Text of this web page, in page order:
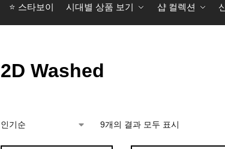
⭐️ 스타보이 시대별 상품 보기 샵 컬렉션
2D Washed
9개의 결과 모두 표시